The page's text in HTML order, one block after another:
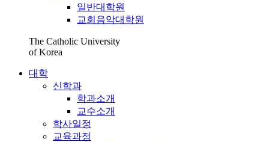
일반대학원
교회음악대학원
The Catholic University
of Korea
대학
신학과
학과소개
교수소개
학사일정
교육과정